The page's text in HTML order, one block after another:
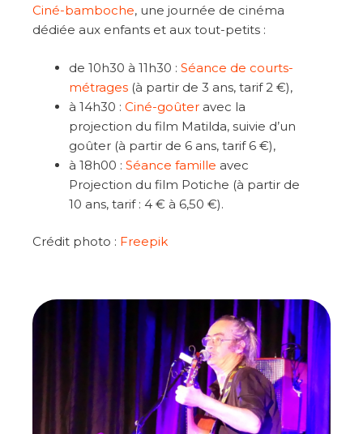
Ciné-bamboche, une journée de cinéma
dédiée aux enfants et aux tout-petits :
de 10h30 à 11h30 : Séance de courts-
métrages (à partir de 3 ans, tarif 2 €),
à 14h30 : Ciné-goûter avec la
projection du film Matilda, suivie d’un
goûter (à partir de 6 ans, tarif 6 €),
à 18h00 : Séance famille avec
Projection du film Potiche (à partir de
10 ans, tarif : 4 € à 6,50 €).
Crédit photo : Freepik